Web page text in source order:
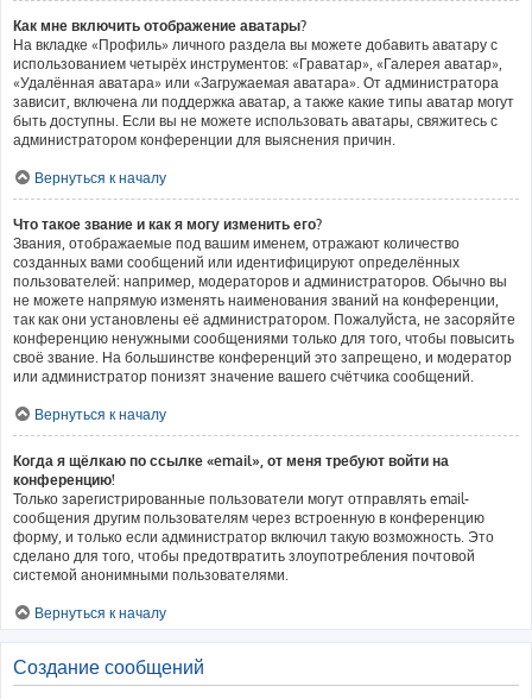
Как мне включить отображение аватары?
На вкладке «Профиль» личного раздела вы можете добавить аватару с
использованием четырёх инструментов: «Граватар», «Галерея аватар»,
«Удалённая аватара» или «Загружаемая аватара». От администратора
зависит, включена ли поддержка аватар, а также какие типы аватар могут
быть доступны. Если вы не можете использовать аватары, свяжитесь с
администратором конференции для выяснения причин.
Вернуться к началу
Что такое звание и как я могу изменить его?
Звания, отображаемые под вашим именем, отражают количество
созданных вами сообщений или идентифицируют определённых
пользователей: например, модераторов и администраторов. Обычно вы
не можете напрямую изменять наименования званий на конференции,
так как они установлены её администратором. Пожалуйста, не засоряйте
конференцию ненужными сообщениями только для того, чтобы повысить
своё звание. На большинстве конференций это запрещено, и модератор
или администратор понизят значение вашего счётчика сообщений.
Вернуться к началу
Когда я щёлкаю по ссылке «email», от меня требуют войти на
конференцию!
Только зарегистрированные пользователи могут отправлять email-
сообщения другим пользователям через встроенную в конференцию
форму, и только если администратор включил такую возможность. Это
сделано для того, чтобы предотвратить злоупотребления почтовой
системой анонимными пользователями.
Вернуться к началу
Создание сообщений